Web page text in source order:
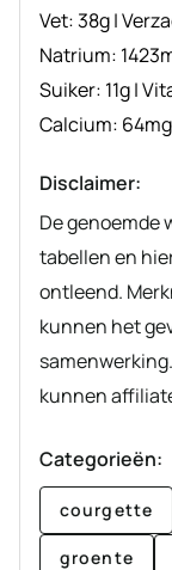
Vet:38g|
Natrium: 1423
Suiker: 11g|
Calcium: 64mg
Disclaimer:
De genoemde waardes zijn gebaseerd op standaard
tabellen en
ontleend.
kunnen het
kunnen
Categorieën:
courgette
groente